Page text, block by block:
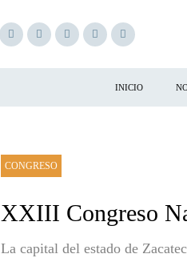
INICIO
CONGRESO
XXIII Congreso
La capital del estado de